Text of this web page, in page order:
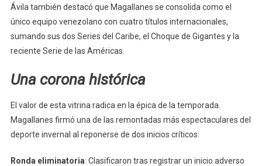
Ávila también destacó que Magallanes se consolida como el
único equipo venezolano con cuatro títulos internacionales,
sumando sus dos Series del Caribe, el Choque de Gigantes y la
reciente Serie de las Américas.
Una corona histórica
El valor de esta vitrina radica en la épica de la temporada.
Magallanes firmó una de las remontadas más espectaculares del
deporte invernal al reponerse de dos inicios críticos:
Ronda eliminatoria: Clasificaron tras registrar un inicio adverso